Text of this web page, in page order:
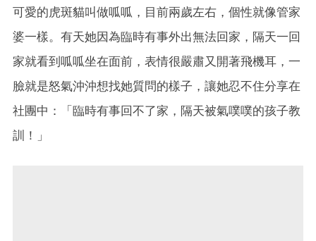
可愛的虎斑貓叫做呱呱，目前兩歲左右，個性就像管家
婆一樣。有天她因為臨時有事外出無法回家，隔天一回
家就看到呱呱坐在面前，表情很嚴肅又開著飛機耳，一
臉就是怒氣沖沖想找她質問的樣子，讓她忍不住分享在
社團中：「臨時有事回不了家，隔天被氣噗噗的孩子教
訓！」